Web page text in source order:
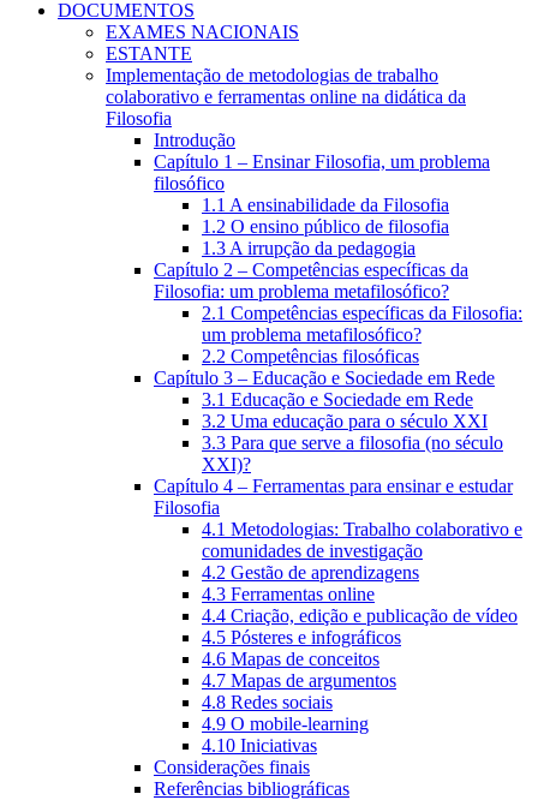
DOCUMENTOS
EXAMES NACIONAIS
ESTANTE
Implementação de metodologias de trabalho
colaborativo e ferramentas online na didática da
Filosofia
Introdução
Capítulo 1 – Ensinar Filosofia, um problema
filosófico
1.1 A ensinabilidade da Filosofia
1.2 O ensino público de filosofia
1.3 A irrupção da pedagogia
Capítulo 2 – Competências específicas da
Filosofia: um problema metafilosófico?
2.1 Competências específicas da Filosofia:
um problema metafilosófico?
2.2 Competências filosóficas
Capítulo 3 – Educação e Sociedade em Rede
3.1 Educação e Sociedade em Rede
3.2 Uma educação para o século XXI
3.3 Para que serve a filosofia (no século
XXI)?
Capítulo 4 – Ferramentas para ensinar e estudar
Filosofia
4.1 Metodologias: Trabalho colaborativo e
comunidades de investigação
4.2 Gestão de aprendizagens
4.3 Ferramentas online
4.4 Criação, edição e publicação de vídeo
4.5 Pósteres e infográficos
4.6 Mapas de conceitos
4.7 Mapas de argumentos
4.8 Redes sociais
4.9 O mobile-learning
4.10 Iniciativas
Considerações finais
Referências bibliográficas